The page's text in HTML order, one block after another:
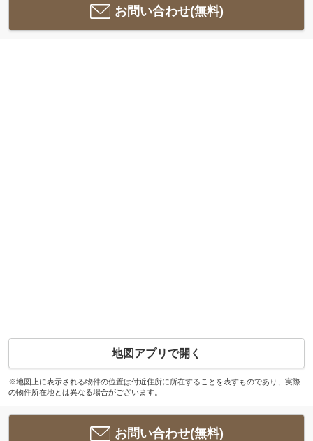
お問い合わせ(無料)
地図アプリで開く
※地図上に表示される物件の位置は付近住所に所在することを表すものであり、実際
の物件所在地とは異なる場合がございます。
お問い合わせ(無料)